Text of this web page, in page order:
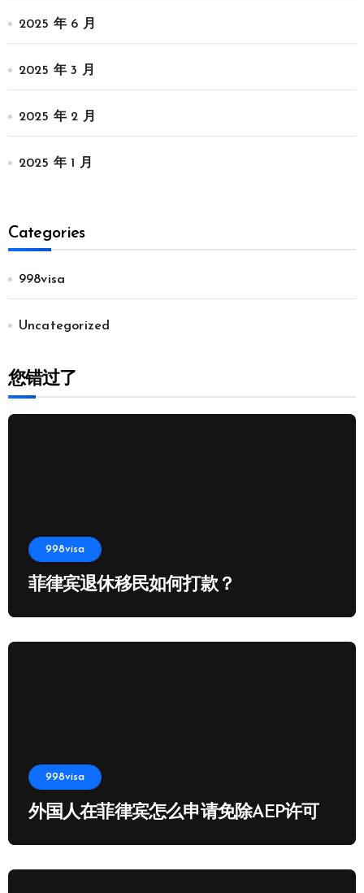
2025 年 6 月
2025 年 3 月
2025 年 2 月
2025 年 1 月
Categories
998visa
Uncategorized
您错过了
998visa
菲律宾退休移民如何打款？
998visa
外国人在菲律宾怎么申请免除AEP许可